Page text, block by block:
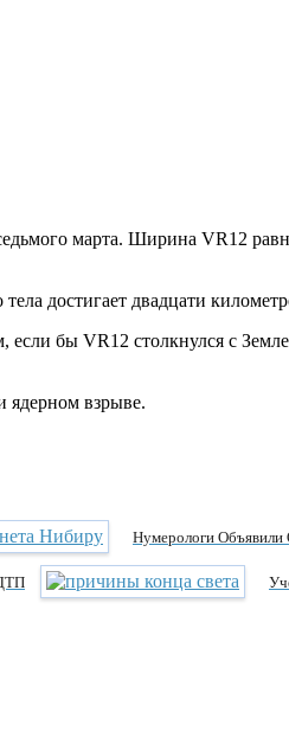
марта. Ширина VR12
достигает двадцати
если бы VR12 столкнулся с
ядерном взрыве.
Нумерологи